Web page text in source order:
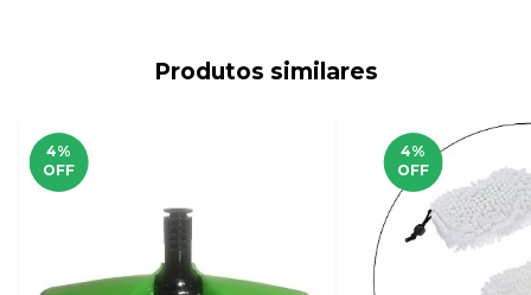
Produtos similares
4%
OFF
4%
OFF